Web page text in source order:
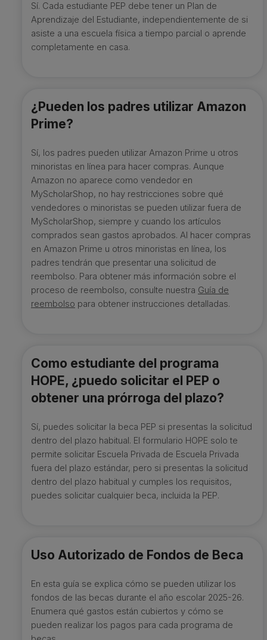
Sí. Cada estudiante PEP debe tener un Plan de
Aprendizaje del Estudiante, independientemente de si
asiste a una escuela física a tiempo parcial o aprende
completamente en casa.
¿Pueden los padres utilizar Amazon
Prime?
Sí, los padres pueden utilizar Amazon Prime u otros
minoristas en línea para hacer compras. Aunque
Amazon no aparece como vendedor en
MyScholarShop, no hay restricciones sobre qué
vendedores o minoristas se pueden utilizar fuera de
MyScholarShop, siempre y cuando los artículos
comprados sean gastos aprobados. Al hacer compras
en Amazon Prime u otros minoristas en línea, los
padres tendrán que presentar una solicitud de
reembolso. Para obtener más información sobre el
proceso de reembolso, consulte nuestra Guía de
reembolso para obtener instrucciones detalladas.
Como estudiante del programa
HOPE, ¿puedo solicitar el PEP o
obtener una prórroga del plazo?
Sí, puedes solicitar la beca PEP si presentas la solicitud
dentro del plazo habitual. El formulario HOPE solo te
permite solicitar Escuela Privada de Escuela Privada
fuera del plazo estándar, pero si presentas la solicitud
dentro del plazo habitual y cumples los requisitos,
puedes solicitar cualquier beca, incluida la PEP.
Uso Autorizado de Fondos de Beca
En esta guía se explica cómo se pueden utilizar los
fondos de las becas durante el año escolar 2025-26.
Enumera qué gastos están cubiertos y cómo se
pueden realizar los pagos para cada programa de